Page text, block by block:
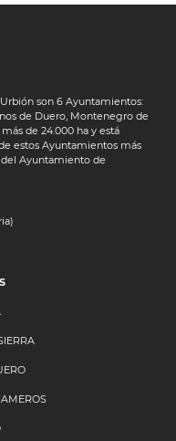
son 6 Ayuntamientos:
de Duero, Montenegro de
de 24.000 ha y está
estos Ayuntamientos más
Ayuntamiento de